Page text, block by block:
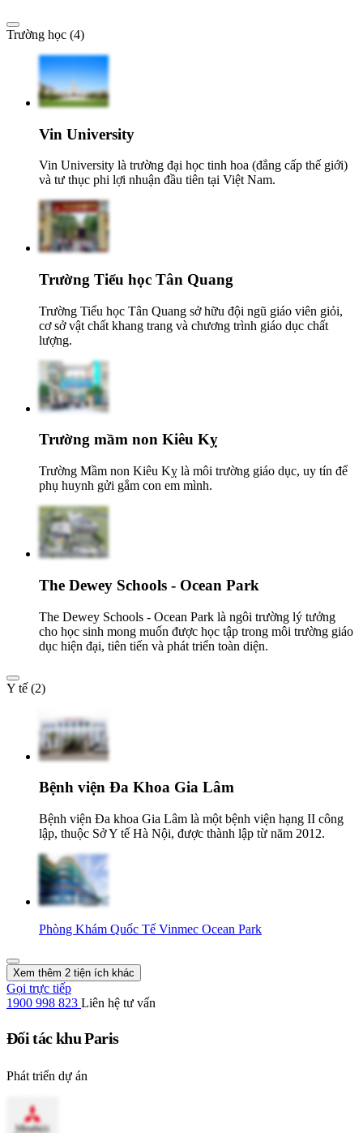
Trường học (4)
Vin University
Vin University là trường đại học tinh hoa (đẳng cấp thế giới)
và tư thục phi lợi nhuận đầu tiên tại Việt Nam.
Trường Tiểu học Tân Quang
Trường Tiểu học Tân Quang sở hữu đội ngũ giáo viên giỏi,
cơ sở vật chất khang trang và chương trình giáo dục chất
lượng.
Trường mầm non Kiêu Kỵ
Trường Mầm non Kiêu Kỵ là môi trường giáo dục, uy tín để
phụ huynh gửi gắm con em mình.
The Dewey Schools - Ocean Park
The Dewey Schools - Ocean Park là ngôi trường lý tưởng
cho học sinh mong muốn được học tập trong môi trường giáo
dục hiện đại, tiên tiến và phát triển toàn diện.
Y tế (2)
Bệnh viện Đa Khoa Gia Lâm
Bệnh viện Đa khoa Gia Lâm là một bệnh viện hạng II công
lập, thuộc Sở Y tế Hà Nội, được thành lập từ năm 2012.
Phòng Khám Quốc Tế Vinmec Ocean Park
Xem thêm 2 tiện ích khác
Gọi trực tiếp
1900 998 823 Liên hệ tư vấn
Đối tác khu Paris
Phát triển dự án